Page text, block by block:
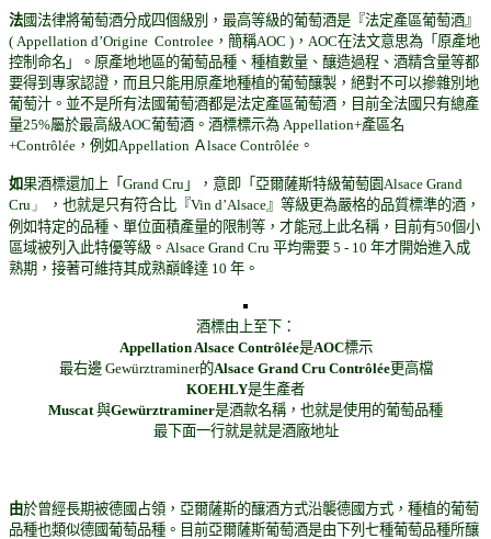
法國法律將葡萄酒分成四個級別，最高等級的葡萄酒是『法定產區葡萄酒』
( Appellation d’Origine Controlee，簡稱AOC )，AOC在法文意思為「原產地
控制命名」。原產地地區的葡萄品種、種植數量、釀造過程、酒精含量等都
要得到專家認證，而且只能用原產地種植的葡萄釀製，絕對不可以摻雜別地
葡萄汁。並不是所有法國葡萄酒都是法定產區葡萄酒，目前全法國只有總產
量25%屬於最高級AOC葡萄酒。酒標標示為 Appellation+產區名
+Contrôlée，例如Appellation Ａlsace Contrôlée。
如果酒標還加上「 Grand Cru 」，意即「亞爾薩斯特級葡萄園 Alsace Grand
Cru」
，也就是只有符合比『Vin d’Alsace 』等級更為嚴格的品質標準的酒，
例如特定的品種、單位面積產量的限制等，才能冠上此名稱，目前有50個小
區域被列入此特優等級。 Alsace Grand Cru 平均需要 5 - 10 年才開始進入成
熟期， 接著可維持其成熟巔峰達 10 年。
酒標由上至下：
Appellation Alsace Contrôlée是AOC標示
最右邊 Gewürztraminer的Alsace Grand CruContrôlée更高檔
KOEHLY是生產者
Muscat 與Gewürztraminer是酒款名稱，也就是使用的葡萄品種
最下面一行就是就是酒廠地址
由於曾經長期被德國占領，亞爾薩斯的釀酒方式沿襲德國方式，種植的葡萄
品種也類似德國葡萄品種。目前亞爾薩斯葡萄酒是由下列七種葡萄品種所釀